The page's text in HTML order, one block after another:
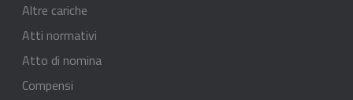
Altre cariche
Atti normativi
Atto di nomina
Compensi